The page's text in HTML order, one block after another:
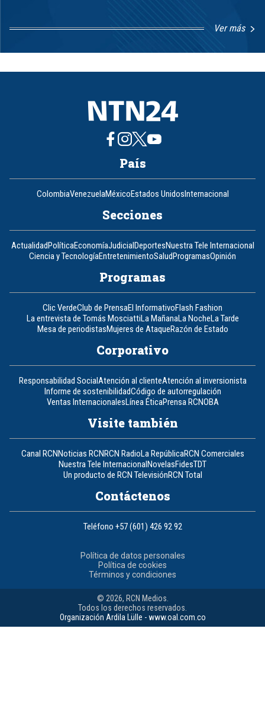
Ver más
1
8
País
ColombiaVenezuelaMéxicoEstados UnidosInternacional
Secciones
ActualidadPolíticaEconomíaJudicialDeportesNuestra Tele Internacional
Ciencia y TecnologíaEntretenimientoSaludProgramasOpinión
Programas
Clic VerdeClub de PrensaEl InformativoFlash Fashion
La entrevista de Tomás MosciattiLa MañanaLa NocheLa Tarde
Mesa de periodistasMujeres de AtaqueRazón de Estado
Corporativo
Responsabilidad SocialAtención al clienteAtención al inversionista
Informe de sostenibilidadCódigo de autorregulación
Ventas InternacionalesLínea ÉticaPrensa RCNOBA
Visite también
Canal RCNNoticias RCNRCN RadioLa RepúblicaRCN Comerciales
Nuestra Tele InternacionalNovelasFidesTDT
Un producto de RCN TelevisiónRCN Total
Contáctenos
Teléfono +57 (601) 426 92 92
Política de datos personales
Política de cookies
Términos y condiciones
© 2026, RCN Medios.
Todos los derechos reservados.
Organización Ardila Lülle - www.oal.com.co